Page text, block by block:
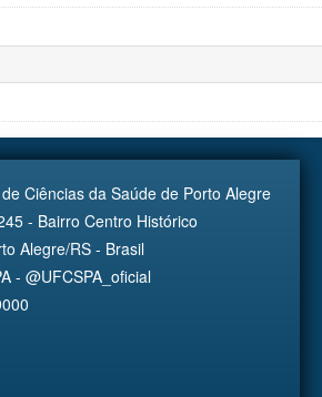
Ciências da Saúde de Porto Alegre
- Bairro Centro Histórico
Alegre/RS - Brasil
- @UFCSPA_oficial